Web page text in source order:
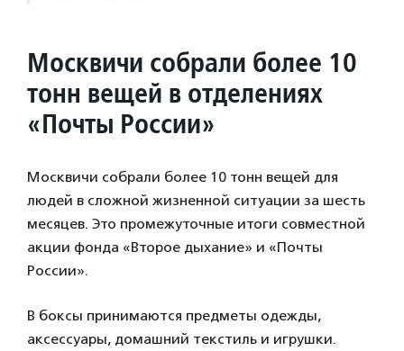
Москвичи собрали более 10
тонн вещей в отделениях
«Почты России»
Москвичи собрали более 10 тонн вещей для
людей в сложной жизненной ситуации за шесть
месяцев. Это промежуточные итоги совместной
акции фонда «Второе дыхание» и «Почты
России».
В боксы принимаются предметы одежды,
аксессуары, домашний текстиль и игрушки.